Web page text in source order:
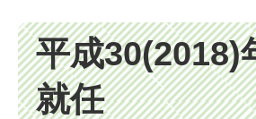
平成30(2018)
就任